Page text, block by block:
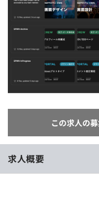
就活成功ガイド
個人向けプラン
法人向けプラン
学校向けプラン
この求人の
求人概要